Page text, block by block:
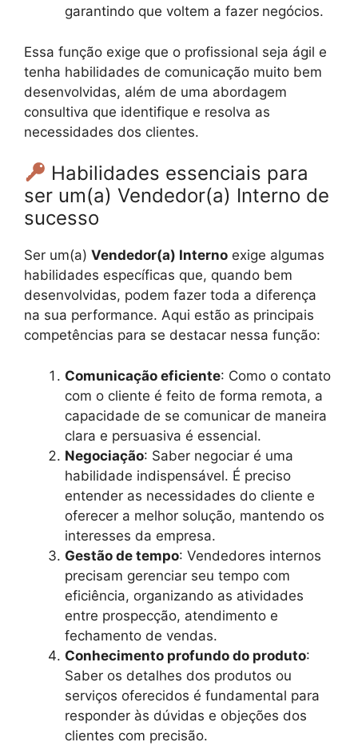
garantindo que voltem a fazer negócios.
Essa função exige que o profissional seja ágil e
tenha habilidades de comunicação muito bem
desenvolvidas, além de uma abordagem
consultiva que identifique e resolva as
necessidades dos clientes.
Habilidades essenciais para
ser um(a) Vendedor(a) Interno de
sucesso
Ser um(a) Vendedor(a) Interno exige algumas
habilidades específicas que, quando bem
desenvolvidas, podem fazer toda a diferença
na sua performance. Aqui estão as principais
competências para se destacar nessa função:
Comunicação eficiente: Como o contato
com o cliente é feito de forma remota, a
capacidade de se comunicar de maneira
clara e persuasiva é essencial.
Negociação: Saber negociar é uma
habilidade indispensável. É preciso
entender as necessidades do cliente e
oferecer a melhor solução, mantendo os
interesses da empresa.
Gestão de tempo: Vendedores internos
precisam gerenciar seu tempo com
eficiência, organizando as atividades
entre prospecção, atendimento e
fechamento de vendas.
Conhecimento profundo do produto:
Saber os detalhes dos produtos ou
serviços oferecidos é fundamental para
responder às dúvidas e objeções dos
clientes com precisão.